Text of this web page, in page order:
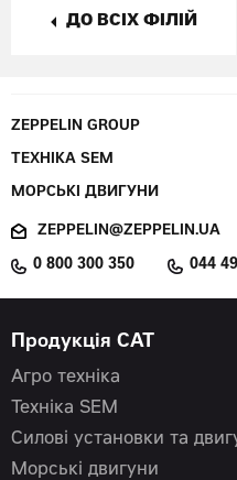
ДО ВСІХ ФІЛІЙ
ZEPPELIN GROUP
ТЕХНІКА SEM
МОРСЬКІ ДВИГУНИ
ZEPPELIN@ZEPPELIN.UA
0 800 300 350 044
Продукція CAT
Агро техніка
Техніка SEM
Силові установки та
Морські двигуни